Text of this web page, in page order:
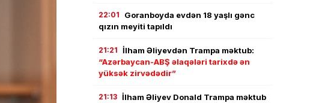
22:01
Goranboyda evdən 18 yaşlı gənc
qızın meyiti tapıldı
21:21 İlham Əliyevdən Trampa məktub:
“Azərbaycan-ABŞ əlaqələri tarixdə ən
yüksək zirvədədir”
21:13 İlham Əliyev Donald Trampa məktub